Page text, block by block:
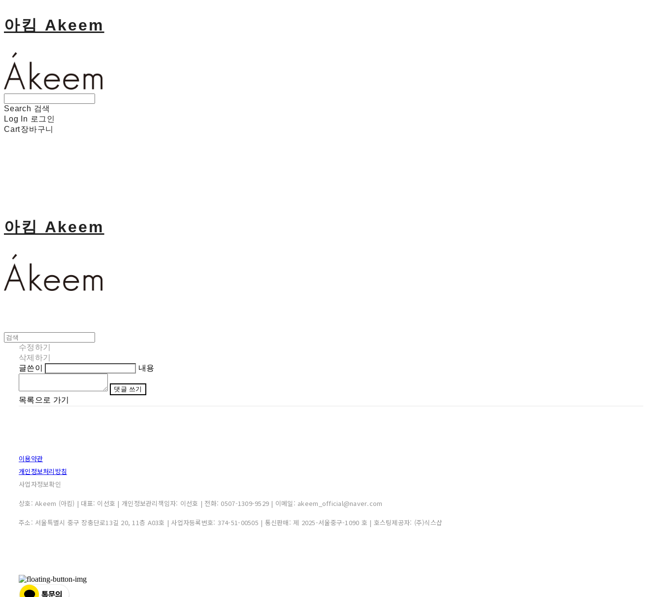
아킴 Akeem
Search 검색
Log In 로그인
Cart장바구니
아킴 Akeem
수정하기
삭제하기
글쓴이
내용
댓글 쓰기
목록으로 가기
이용약관
개인정보처리방침
사업자정보확인
상호: Akeem (아킴) | 대표: 이선호 | 개인정보관리책임자: 이선호 | 전화: 0507-1309-9529 | 이메일: akeem_official@naver.com
주소: 서울특별시 중구 장충단로13길 20, 11층 A03호 | 사업자등록번호: 374-51-00505 | 통신판매: 제 2025-서울중구-1090 호 | 호스팅제공자: (주)식스샵